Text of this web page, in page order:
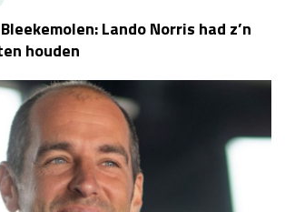
2026 24 - 26 sep
vr 14:00 - 15:00
za 13:00 - 15:00
2026
za 15:00 - 16:00
zo 14:00 - 16:00
Lando Norris had z’n
houden